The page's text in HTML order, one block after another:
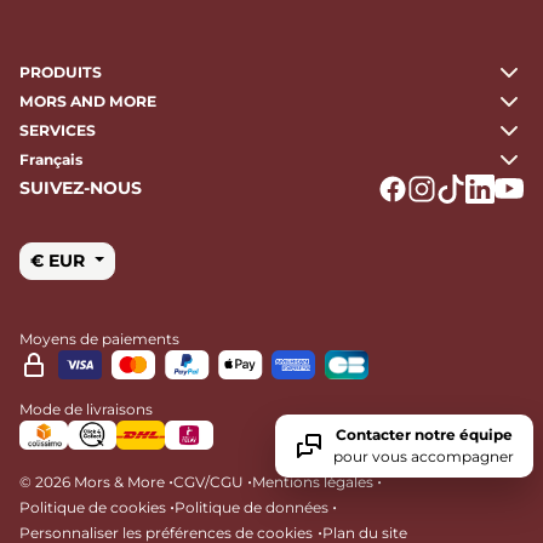
PRODUITS
MORS AND MORE
SERVICES
Français
SUIVEZ-NOUS
€ EUR
Moyens de paiements
Mode de livraisons
© 2026 Mors & More •CGV/CGU •Mentions légales•
Politique de cookies •Politique de données •
Personnaliser les préférences de cookies •Plan du site
Contacter notre équipe
pour vous accompagner